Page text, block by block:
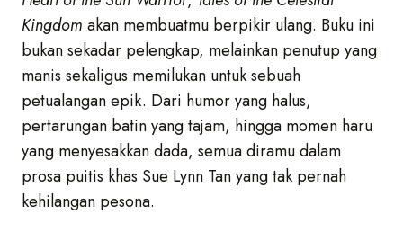
Kingdom akan membuatmu berpikir ulang. Buku ini
bukan sekadar pelengkap, melainkan penutup yang
manis sekaligus memilukan untuk sebuah
petualangan epik. Dari humor yang halus,
pertarungan batin yang tajam, hingga momen haru
yang menyesakkan dada, semua diramu dalam
prosa puitis khas Sue Lynn Tan yang tak pernah
kehilangan pesona.